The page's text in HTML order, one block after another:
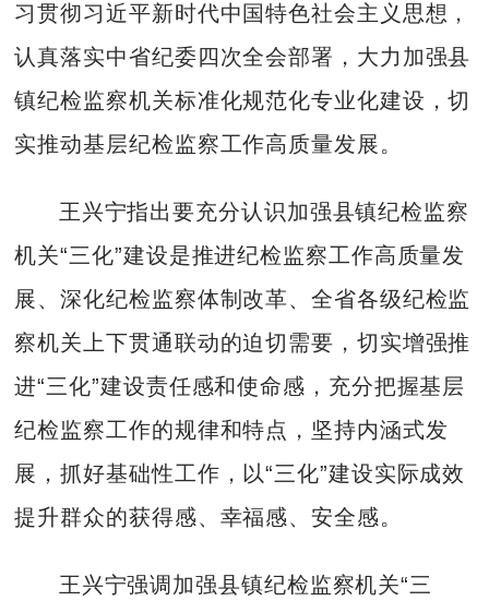
习贯彻习近平新时代中国特色社会主义思想，
认真落实中省纪委四次全会部署，大力加强县
镇纪检监察机关标准化规范化专业化建设，切
实推动基层纪检监察工作高质量发展。
王兴宁指出要充分认识加强县镇纪检监察
机关“三化”建设是推进纪检监察工作高质量发
展、深化纪检监察体制改革、全省各级纪检监
察机关上下贯通联动的迫切需要，切实增强推
进“三化”建设责任感和使命感，充分把握基层
纪检监察工作的规律和特点，坚持内涵式发
展，抓好基础性工作，以“三化”建设实际成效
提升群众的获得感、幸福感、安全感。
王兴宁强调加强县镇纪检监察机关“三